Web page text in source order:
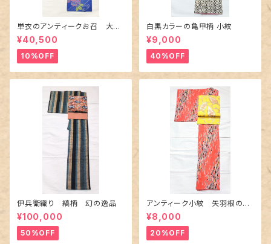
単衣のアンティークお召 大輪
の薔薇柄柄
¥40,500
10%OFF
白黒カラーの亀甲柄 小紋
¥9,000
40%OFF
伊兵衛織り 縞柄 幻の逸品
¥100,000
50%OFF
アンティーク小紋 矢羽根の地
紋に短冊柄 裄６６cm
¥8,000
20%OFF